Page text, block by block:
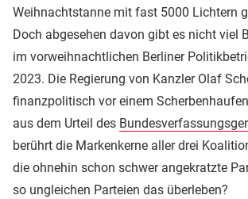
Weihnachtstanne mit fast 5000 Lichtern
Doch abgesehen davon gibt es nicht viel
im vorweihnachtlichen Berliner
2023. Die Regierung von Kanzler Olaf
finanzpolitisch vor einem
aus dem Urteil des
berührt die Markenkerne aller drei
die ohnehin schon schwer angekratzte
so ungleichen Parteien das überleben?